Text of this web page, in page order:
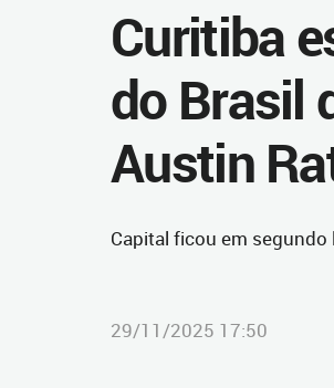
Curitiba
do Brasil
Austin
Capital ficou em
29/11/2025 17:50